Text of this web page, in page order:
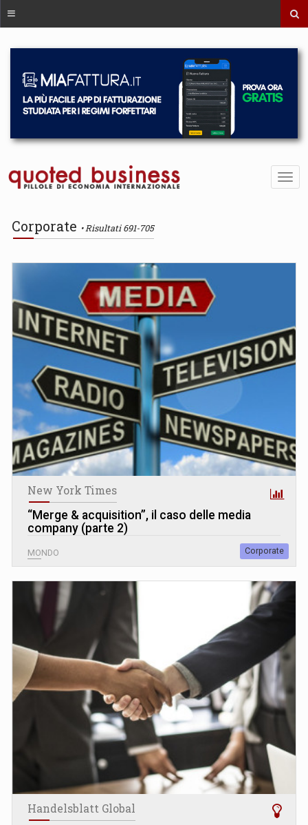
Corporate Risultati 691-705
New York Times
“Merge & acquisition”, il caso delle media
company (parte 2)
MONDO Corporate
Handelsblatt Global